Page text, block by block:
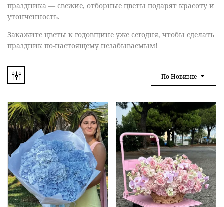
праздника — свежие, отборные цветы подарят красоту и
утонченность.
Закажите цветы к годовщине уже сегодня, чтобы сделать
праздник по-настоящему незабываемым!
По Новизне